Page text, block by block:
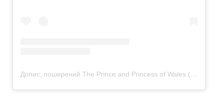
Допис, поширений The Prince and Princess of Wales (@princeandprincessofwales)